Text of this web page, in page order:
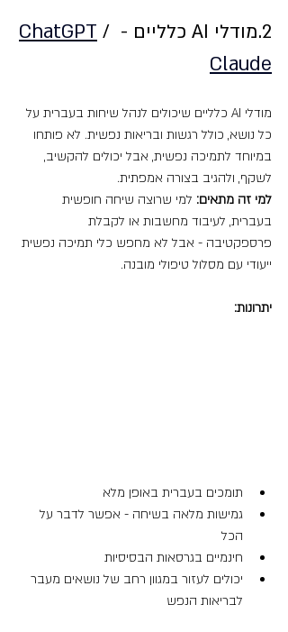
2.מודלי AI כלליים - ChatGPT /
Claude
מודלי AI כלליים שיכולים לנהל שיחות בעברית על
כל נושא, כולל רגשות ובריאות נפשית. לא פותחו
במיוחד לתמיכה נפשית, אבל יכולים להקשיב,
לשקף, ולהגיב בצורה אמפתית.
למי זה מתאים: למי שרוצה שיחה חופשית
בעברית, לעיבוד מחשבות או לקבלת
פרספקטיבה - אבל לא מחפש כלי תמיכה נפשית
ייעודי עם מסלול טיפולי מובנה.
יתרונות:
תומכים בעברית באופן מלא
גמישות מלאה בשיחה - אפשר לדבר על
הכל
חינמיים בגרסאות הבסיסיות
יכולים לעזור במגוון רחב של נושאים מעבר
לבריאות הנפש